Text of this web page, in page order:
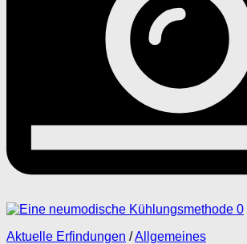
0
Aktuelle Erfindungen /Allgemeines